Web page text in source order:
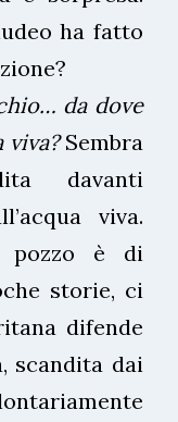
ha fatto
da dove
viva?Sembra
davanti
viva.
pozzo è di
storie, ci
difende
scandita dai